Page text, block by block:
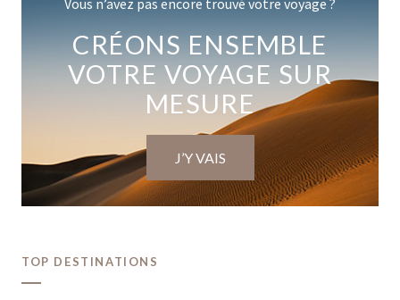
Vous n’avez pas encore trouvé votre voyage ?
CRÉONS ENSEMBLE
VOTRE VOYAGE SUR
MESURE
J’Y VAIS
TOP DESTINATIONS